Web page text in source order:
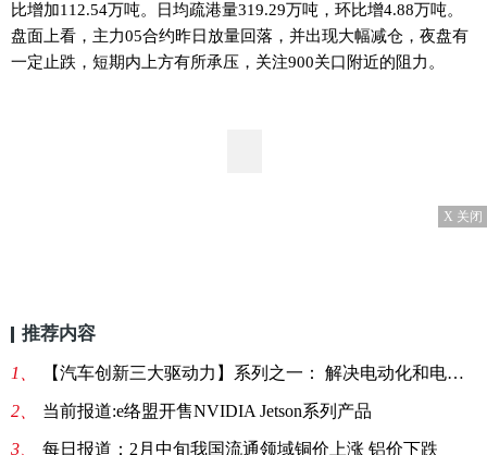
比增加112.54万吨。日均疏港量319.29万吨，环比增4.88万吨。
盘面上看，主力05合约昨日放量回落，并出现大幅减仓，夜盘有
一定止跌，短期内上方有所承压，关注900关口附近的阻力。
X 关闭
推荐内容
1、 【汽车创新三大驱动力】系列之一： 解决电动化和电池测试挑战的方法探讨:天天观察
2、 当前报道:e络盟开售NVIDIA Jetson系列产品
3、 每日报道：2月中旬我国流通领域铜价上涨 铝价下跌